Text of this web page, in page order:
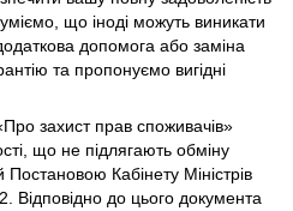
що іноді можуть виникати
допомога або заміна
та пропонуємо вигідні
захист прав споживачів»
що не підлягають обміну
Кабінету Міністрів
Відповідно до цього документа